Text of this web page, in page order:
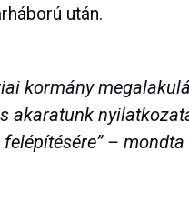
után.
kormány
akaratunk
– mondta